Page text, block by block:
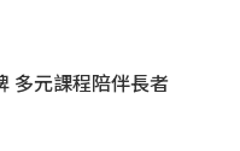
多元課程陪伴長者